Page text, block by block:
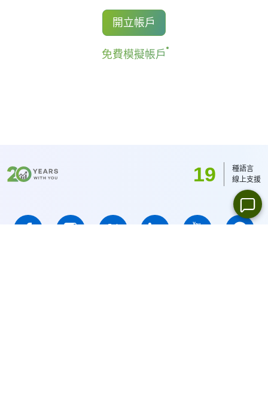
對於NetTradeX和Mt4, 最低手續費為1結算貨幣, 中
國股票最低手續費為8HKD, 日本股票 -100JPY, 加
持有股票CFD多頭的交易者獲得股息調整，
金額等於股息金額.
股票CFD的股息日期(Stock CFDs
開立帳戶
免費模擬帳戶
19
種語言
線上支援